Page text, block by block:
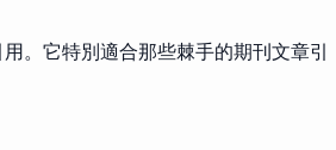
。它特別適合那些棘手的期刊文章引